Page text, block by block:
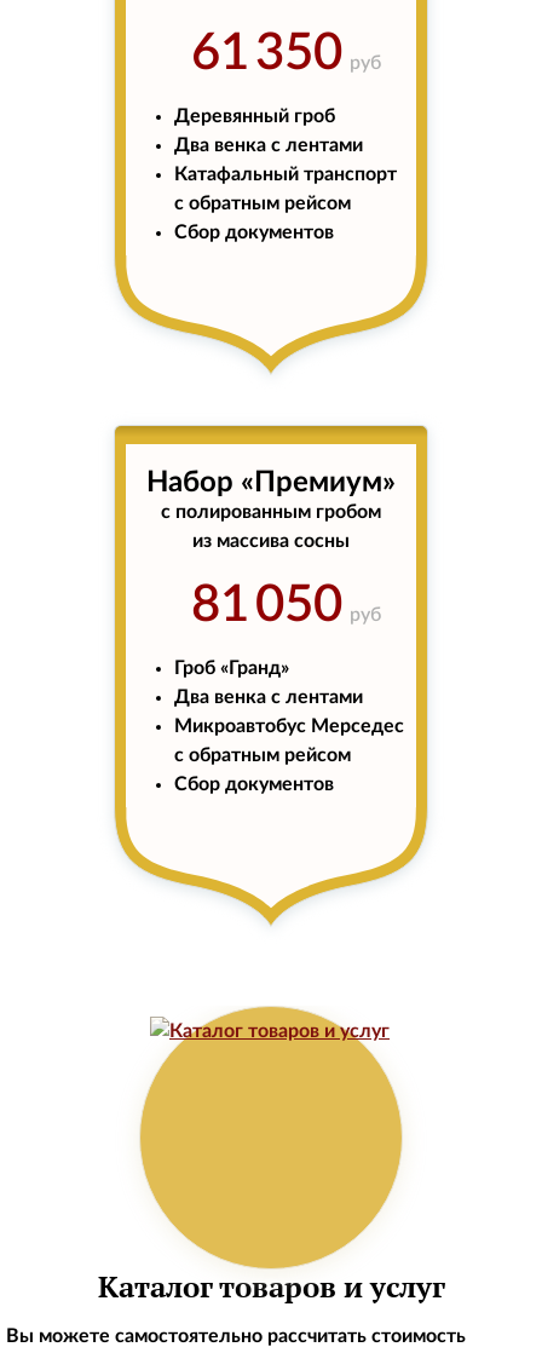
61 350 руб
Деревянный гроб
Два венка с лентами
Катафальный транспорт
с обратным рейсом
Сбор документов
Набор «Премиум»
с полированным гробом
из массива сосны
81 050 руб
Гроб «Гранд»
Два венка с лентами
Микроавтобус Мерседес
с обратным рейсом
Сбор документов
Каталог товаров и услуг
Вы можете самостоятельно рассчитать стоимость